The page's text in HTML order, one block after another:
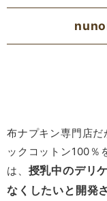
布ナプキン専門店
ックコットン100％
は、 授乳中のデリ
なくしたいと開発